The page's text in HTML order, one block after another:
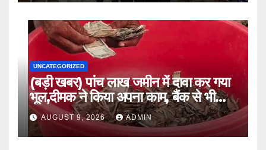
UNCATEGORIZED
(बड़ी खबर) पांच लाख जमीन में दावा कर गया
भूल,दीमक ने किया अपना काम, बैंक से भी
लौटा हताश ।।
AUGUST 9, 2026 ADMIN